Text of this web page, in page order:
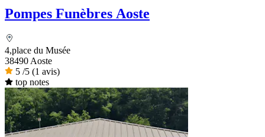
Pompes Funèbres Aoste
4,place du Musée
38490 Aoste
5 /5 (1 avis)
top notes